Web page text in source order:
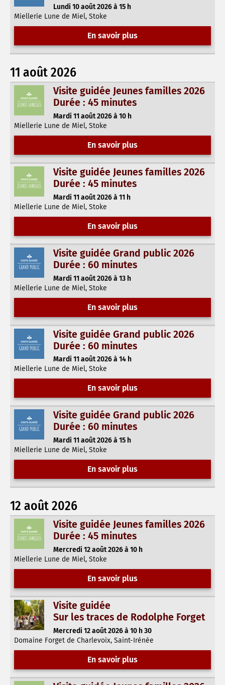
Lundi 10 août 2026 à 15 h
Miellerie Lune de Miel, Stoke
En savoir plus
11 août 2026
Visite guidée Jeunes familles 2026
Durée : 45 minutes
Mardi 11 août 2026 à 10 h
Miellerie Lune de Miel, Stoke
En savoir plus
Visite guidée Jeunes familles 2026
Durée : 45 minutes
Mardi 11 août 2026 à 11 h
Miellerie Lune de Miel, Stoke
En savoir plus
Visite guidée Grand public 2026
Durée : 60 minutes
Mardi 11 août 2026 à 13 h
Miellerie Lune de Miel, Stoke
En savoir plus
Visite guidée Grand public 2026
Durée : 60 minutes
Mardi 11 août 2026 à 14 h
Miellerie Lune de Miel, Stoke
En savoir plus
Visite guidée Grand public 2026
Durée : 60 minutes
Mardi 11 août 2026 à 15 h
Miellerie Lune de Miel, Stoke
En savoir plus
12 août 2026
Visite guidée Jeunes familles 2026
Durée : 45 minutes
Mercredi 12 août 2026 à 10 h
Miellerie Lune de Miel, Stoke
En savoir plus
Visite guidée
Sur les traces de Rodolphe Forget
Mercredi 12 août 2026 à 10 h 30
Domaine Forget de Charlevoix, Saint-Irénée
En savoir plus